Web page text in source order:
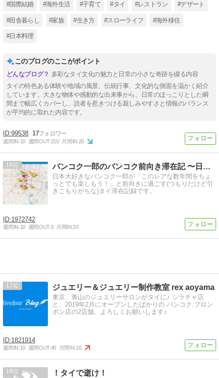
#国際結婚 #海外生活 #子育て #タイ #レストラン #デザート
#田舎暮らし #家族 #生き方 #スローライフ #海外移住
#日本料理
このブログのここがポイント
多彩なタイ文化の魅力と日常の小さな奇跡を綴る内容
タイの特色ある体験や地域の風景、伝統行事、文化的な側面を温かく紹介
しています。大きな物体や感動的な出来事から、日常のほっこりとした瞬
間まで幅広くカバーし、読者を惹きつける親しみやすさと情報のバランス
が平均的に取れた内容です。
99538 17
週間IN:10 週間OUT:210 月間IN:20
16 バンコク一郎のバンコク前向き滞在記 〜日本に帰るその日まで〜
日本大好きなバンコク一郎が「このレアな数年間をちょ
っとでも楽しもう！」と前向きに過ごす(つもりだけど引
きこもりがちな)タイ滞在記録です。
1972742
週間IN:10 週間OUT:0 月間IN:20
17 ジュエリー＆ジュエリー制作教室 rex aoyama
東京、青山のジュエリーサロンがタイに♪ シラチャ店
と、2019年2月にオープンしたばかりの バンコク.プロン
ポン店の2店舗。よろしくお願いします♪
1821914
週間IN:10 週間OUT:40 月間IN:10
18 ！タイで逝け！